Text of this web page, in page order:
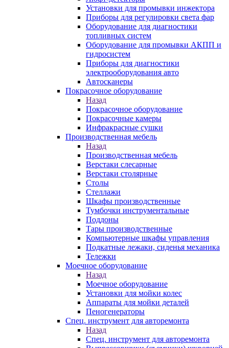
Установки для промывки инжектора
Приборы для регулировки света фар
Оборудование для диагностики
топливных систем
Оборудование для промывки АКПП и
гидросистем
Приборы для диагностики
электрооборудования авто
Автосканеры
Покрасочное оборудование
Назад
Покрасочное оборудование
Покрасочные камеры
Инфракрасные сушки
Производственная мебель
Назад
Производственная мебель
Верстаки слесарные
Верстаки столярные
Столы
Стеллажи
Шкафы производственные
Тумбочки инструментальные
Поддоны
Тары производственные
Компьютерные шкафы управления
Подкатные лежаки, сиденья механика
Тележки
Моечное оборудование
Назад
Моечное оборудование
Установки для мойки колес
Аппараты для мойки деталей
Пеногенераторы
Спец. инструмент для авторемонта
Назад
Спец. инструмент для авторемонта